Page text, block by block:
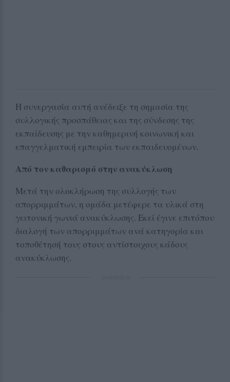
Η συνεργασία αυτή ανέδειξε τη σημασία της
συλλογικής προσπάθειας και της σύνδεσης της
εκπαίδευσης με την καθημερινή κοινωνική και
επαγγελματική εμπειρία των εκπαιδευομένων.
Από τον καθαρισμό στην ανακύκλωση
Μετά την ολοκλήρωση της συλλογής των
απορριμμάτων, η ομάδα μετέφερε τα υλικά στη
γειτονική γωνιά ανακύκλωσης. Εκεί έγινε επιτόπου
διαλογή των απορριμμάτων ανά κατηγορία και
τοποθέτησή τους στους αντίστοιχους κάδους
ανακύκλωσης.